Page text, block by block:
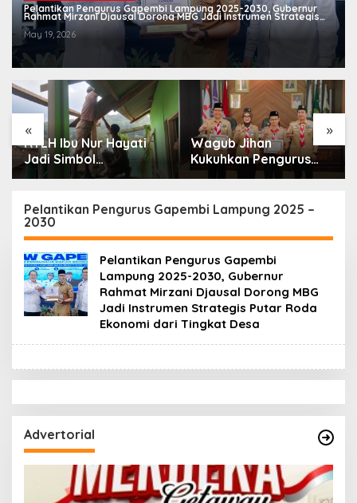
Pelantikan Pengurus Gapembi Lampung 2025-2030, Gubernur
Rahmat Mirzani Djausal Dorong MBG Jadi Instrumen Strategis
Putar Roda Ekonomi dari Tingkat Desa
May 19, 2026
« »
RTLH Ibu Nur Hayati
Jadi Simbol
Kepedulian TMMD,
di Bukit Pinang Jaya
Wagub Jihan
Kukuhkan Pengurus
Mabigus dan Pembina
Intan, Dorong
Karakter Generasi
Muda
Pelantikan Pengurus Gapembi Lampung 2025 –
2030
Pelantikan Pengurus Gapembi
Lampung 2025-2030, Gubernur
Rahmat Mirzani Djausal Dorong MBG
Jadi Instrumen Strategis Putar Roda
Ekonomi dari Tingkat Desa
Advertorial